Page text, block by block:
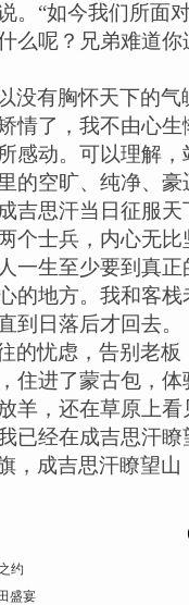
。“如今我们所面
么呢？兄弟难道
没有胸怀天下的
情了，我不由心
感动。可以理解
的空旷、纯净、
吉思汗当日征服
个士兵，内心无
一生至少要到真
的地方。我和客
到日落后才回去。
的忧虑，告别老
住进了蒙古包，
羊，还在草原上
已经在成吉思汗瞭
，成吉思汗瞭望山
约
盛宴